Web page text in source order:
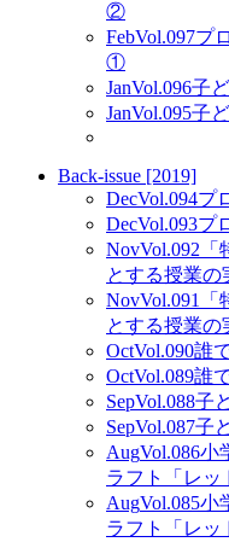
②
FebVol.097プ
①
JanVol.096子
JanVol.095子
Back-issue [2019]
DecVol.094プ
DecVol.093プ
NovVol.092
とする授業
NovVol.091
とする授業
OctVol.090誰
OctVol.089誰
SepVol.088子
SepVol.087子
AugVol.086小
ラフト「レ
AugVol.085小
ラフト「レ